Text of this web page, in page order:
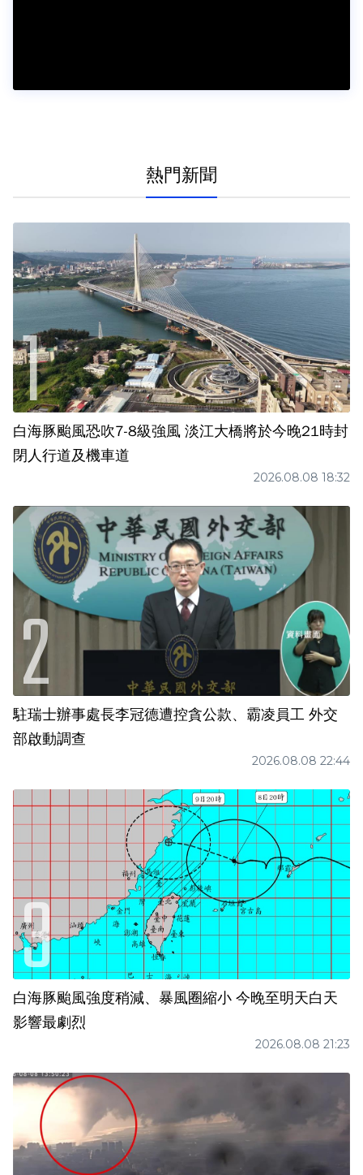
熱門新聞
白海豚颱風恐吹7-8級強風 淡江大橋將於今晚21時封
閉人行道及機車道
2026.08.08 18:32
駐瑞士辦事處長李冠德遭控貪公款、霸凌員工 外交
部啟動調查
2026.08.08 22:44
白海豚颱風強度稍減、暴風圈縮小 今晚至明天白天
影響最劇烈
2026.08.08 21:23